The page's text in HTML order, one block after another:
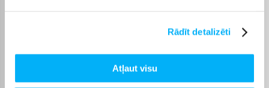
Rādīt detalizēti
Atļaut visu
Pircēju atsauksmes par precēm